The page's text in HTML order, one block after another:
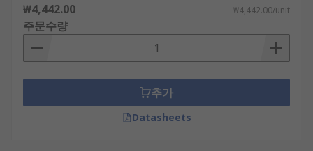
₩4,442.00 ₩4,442.00/unit
주문수량
추가
Datasheets